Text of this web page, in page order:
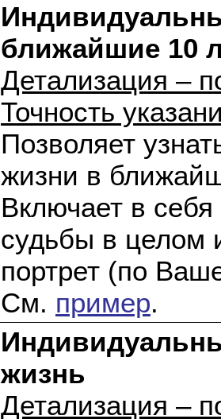
ближайшие 10
Детализация –
Точность
Позволяет
жизни в
Включает в
судьбы в целом
портрет (по
См. пример.
жизнь
Детализация –